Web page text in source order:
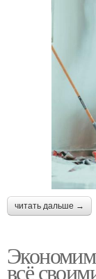
читать дальше →
Экономим
всё